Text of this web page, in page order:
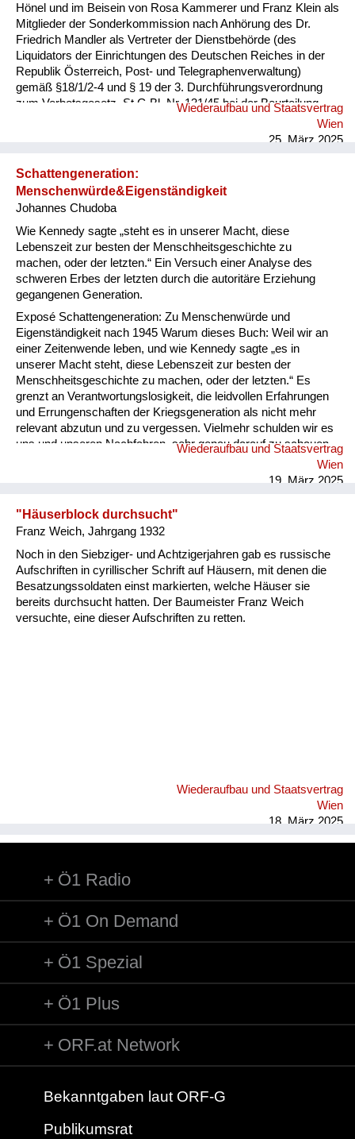
Hönel und im Beisein von Rosa Kammerer und Franz Klein als
Mitglieder der Sonderkommission nach Anhörung des Dr.
Friedrich Mandler als Vertreter der Dienstbehörde (des
Liquidators der Einrichtungen des Deutschen Reiches in der
Republik Österreich, Post- und Telegraphenverwaltung)
gemäß §18/1/2-4 und § 19 der 3. Durchführungsverordnung
zum Verbotsgesetz, St.G.Bl. Nr. 131/45 bei der Beurteilung
des Technischen Telegrapheninspektors Roland Rosmanith in
NSDAP (Verbotsgesetz), StGB1. 13/45 nach durchgeführter
mündlicher Verhandlung festgestellt: Technischer
Telegrapheninspektor Roland Rosmanith bietet nach seinem
bisherigen Verhalten keine Gewähr dafür, daß er jederzeit
rückhaltlos für die unabhängige Republik Österr...
Wiederaufbau und Staatsvertrag
Wien
25. März 2025
Schattengeneration:
Menschenwürde&Eigenständigkeit
Johannes Chudoba
Wie Kennedy sagte „steht es in unserer Macht, diese
Lebenszeit zur besten der Menschheitsgeschichte zu
machen, oder der letzten.“ Ein Versuch einer Analyse des
schweren Erbes der letzten durch die autoritäre Erziehung
gegangenen Generation.
Exposé Schattengeneration: Zu Menschenwürde und
Eigenständigkeit nach 1945 Warum dieses Buch: Weil wir an
einer Zeitenwende leben, und wie Kennedy sagte „es in
unserer Macht steht, diese Lebenszeit zur besten der
Menschheitsgeschichte zu machen, oder der letzten.“ Es
grenzt an Verantwortungslosigkeit, die leidvollen Erfahrungen
und Errungenschaften der Kriegsgeneration als nicht mehr
relevant abzutun und zu vergessen. Vielmehr schulden wir es
uns und unseren Nachfahren, sehr genau darauf zu schauen,
was von dem schweren Erbe der letzten durch die autoritäre
Erziehung gegangenen Generation wir weitertragen wollen,
Buches: Die Lehren aus der Lebenserfahrung unserer
Elterngeneration zu ziehen und so aufzubereiten, dass sie für
nachfolgende Generationen zugänglich werden. Im Namen
freier, kritisch denkender Individuen und einer holistisch
gestaltenden, verantwortungsvoll handelnden Gesellschaft.
Aufbau: Erzählstran...
Wiederaufbau und Staatsvertrag
Wien
19. März 2025
"Häuserblock durchsucht"
Franz Weich, Jahrgang 1932
Noch in den Siebziger- und Achtzigerjahren gab es russische
Aufschriften in cyrillischer Schrift auf Häusern, mit denen die
Besatzungssoldaten einst markierten, welche Häuser sie
bereits durchsucht hatten. Der Baumeister Franz Weich
versuchte, eine dieser Aufschriften zu retten.
Wiederaufbau und Staatsvertrag
Wien
18. März 2025
Ö1 Radio
Ö1 On Demand
Ö1 Spezial
Ö1 Plus
ORF.at Network
Bekanntgaben laut ORF-G
Publikumsrat